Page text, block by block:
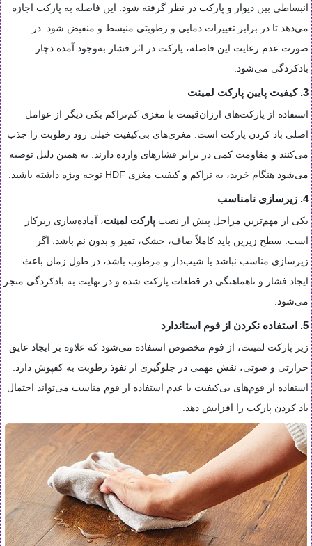
انبساطی بین دیوار و پارکت در نظر گرفته شود. این فاصله به پارکت اجازه
می‌دهد تا در برابر تغییرات دمایی و رطوبتی منبسط و منقبض شود. در
صورت عدم رعایت این فاصله، پارکت در اثر فشار به‌وجود آمده دچار
بادکردگی می‌شود.
3. کیفیت پایین پارکت لمینت
استفاده از پارکت‌های ارزان‌قیمت با مغزی کم‌تراکم یکی دیگر از عوامل
اصلی باد کردن پارکت است. مغزی‌های بی‌کیفیت خیلی زود رطوبت را جذب
می‌کنند و مقاومت کمی در برابر فشارهای وارده دارند. به همین دلیل توصیه
می‌شود هنگام خرید، به تراکم و کیفیت مغزی HDF توجه ویژه داشته باشید.
4. زیرسازی نامناسب
یکی از مهم‌ترین مراحل پیش از نصب پارکت لمینت، آماده‌سازی زیرکار
است. سطح زیرین باید کاملاً صاف، خشک، تمیز و بدون نم باشد. اگر
زیرسازی مناسب نباشد یا شیب‌دار و مرطوب باشد، در طول زمان باعث
ایجاد فشار و ناهماهنگی در قطعات پارکت شده و در نهایت به بادکردگی منجر
می‌شود.
5. استفاده نکردن از فوم استاندارد
زیر پارکت لمینت، از فوم مخصوص استفاده می‌شود که علاوه بر ایجاد عایق
حرارتی و صوتی، نقش مهمی در جلوگیری از نفوذ رطوبت به کفپوش دارد.
استفاده از فوم‌های بی‌کیفیت یا عدم استفاده از فوم مناسب می‌تواند احتمال
باد کردن پارکت را افزایش دهد.